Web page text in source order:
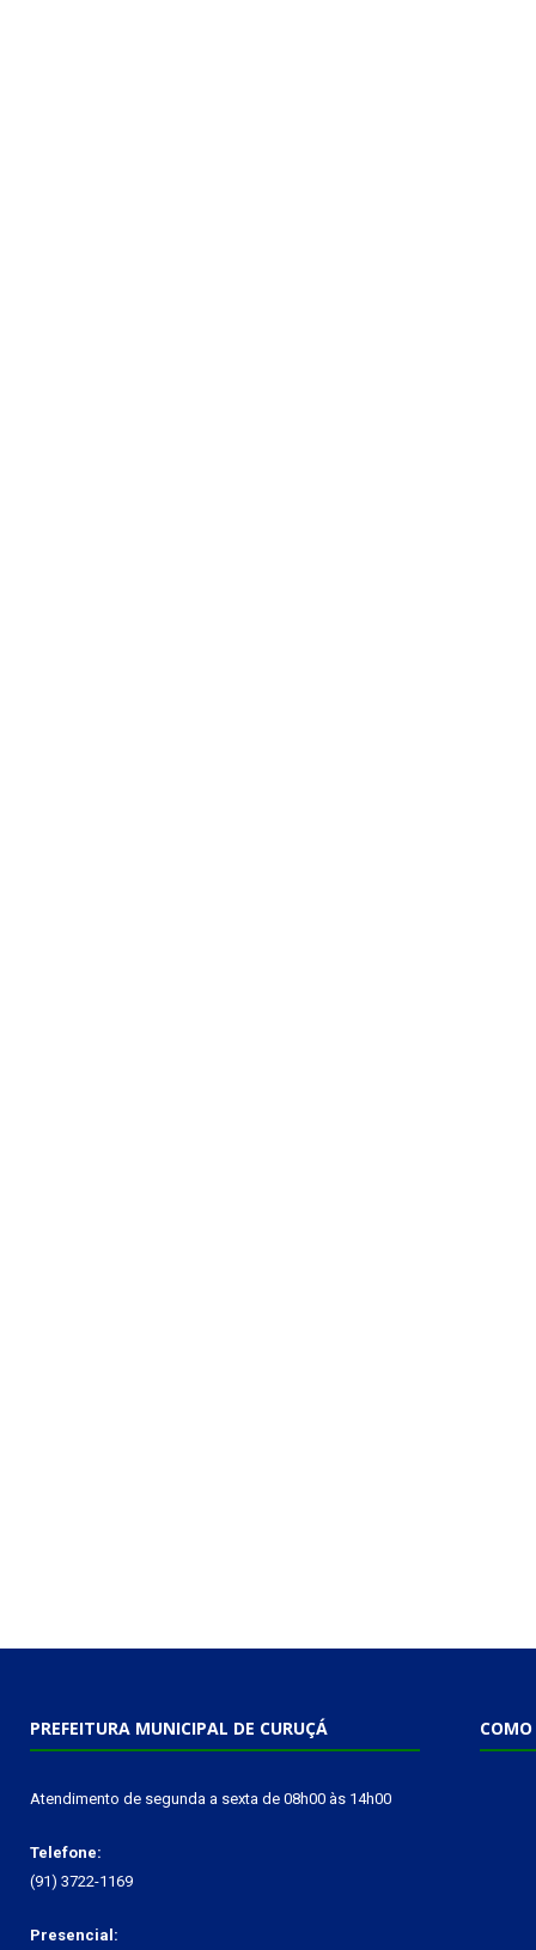
PREFEITURA MUNICIPAL DE CURUÇÁ
Atendimento de segunda a sexta de 08h00 às 14h00
Telefone:
(91) 3722-1169
Presencial:
COMO